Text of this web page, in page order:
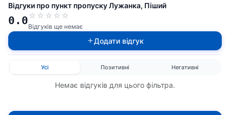
Відгуки про пункт пропуску Лужанка, Піший
0.0☆ ☆ ☆ ☆ ☆
Відгуків ще немає
Додати відгук
Усі Позитивні Негативні
Немає відгуків для цього фільтра.